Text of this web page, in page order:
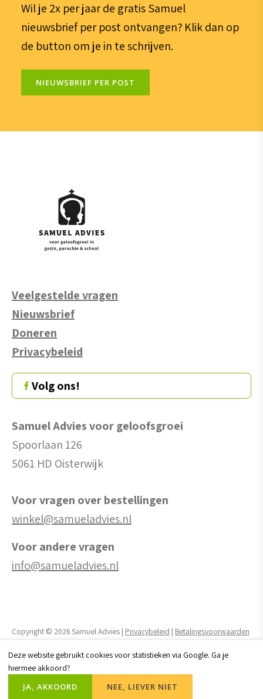
Wil je 2x per jaar de gratis Samuel
nieuwsbrief per post ontvangen? Klik dan op
de button om je in te schrijven.
NIEUWSBRIEF PER POST
Veelgestelde vragen
Nieuwsbrief
Doneren
Privacybeleid
Volg ons!
Samuel Advies voor geloofsgroei
Spoorlaan 126
5061 HD Oisterwijk
Voor vragen over bestellingen
winkel@samueladvies.nl
Voor andere vragen
info@samueladvies.nl
Copyright © 2026 Samuel Advies | Privacybeleid | Betalingsvoorwaarden
Realisatie website door:Webheld.nl
Deze website gebruikt cookies voor statistieken via Google. Ga je
hiermee akkoord?
JA, AKKOORD
NEE, LIEVER NIET